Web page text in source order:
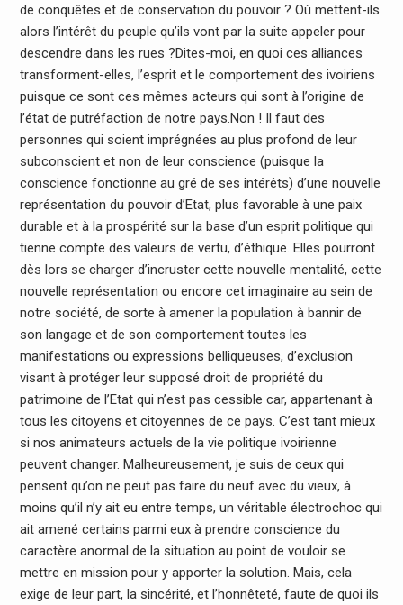
de conquêtes et de conservation du pouvoir ? Où mettent-ils
alors l’intérêt du peuple qu’ils vont par la suite appeler pour
descendre dans les rues ?Dites-moi, en quoi ces alliances
transforment-elles, l’esprit et le comportement des ivoiriens
puisque ce sont ces mêmes acteurs qui sont à l’origine de
l’état de putréfaction de notre pays.Non ! Il faut des
personnes qui soient imprégnées au plus profond de leur
subconscient et non de leur conscience (puisque la
conscience fonctionne au gré de ses intérêts) d’une nouvelle
représentation du pouvoir d’Etat, plus favorable à une paix
durable et à la prospérité sur la base d’un esprit politique qui
tienne compte des valeurs de vertu, d’éthique. Elles pourront
dès lors se charger d’incruster cette nouvelle mentalité, cette
nouvelle représentation ou encore cet imaginaire au sein de
notre société, de sorte à amener la population à bannir de
son langage et de son comportement toutes les
manifestations ou expressions belliqueuses, d’exclusion
visant à protéger leur supposé droit de propriété du
patrimoine de l’Etat qui n’est pas cessible car, appartenant à
tous les citoyens et citoyennes de ce pays. C’est tant mieux
si nos animateurs actuels de la vie politique ivoirienne
peuvent changer. Malheureusement, je suis de ceux qui
pensent qu’on ne peut pas faire du neuf avec du vieux, à
moins qu’il n’y ait eu entre temps, un véritable électrochoc qui
ait amené certains parmi eux à prendre conscience du
caractère anormal de la situation au point de vouloir se
mettre en mission pour y apporter la solution. Mais, cela
exige de leur part, la sincérité, et l’honnêteté, faute de quoi ils